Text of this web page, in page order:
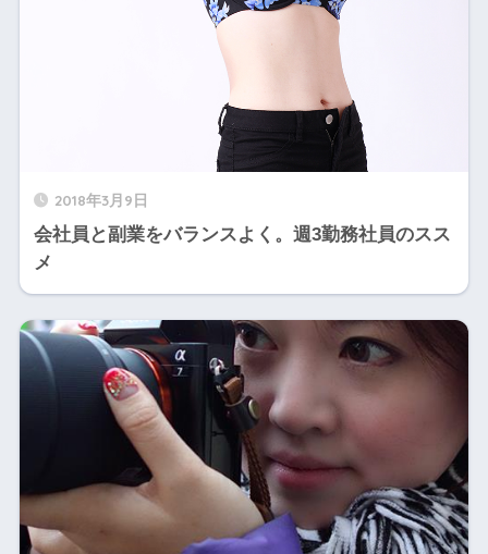
2018年3月9日
会社員と副業をバランスよく。週3勤務社員のスス
メ